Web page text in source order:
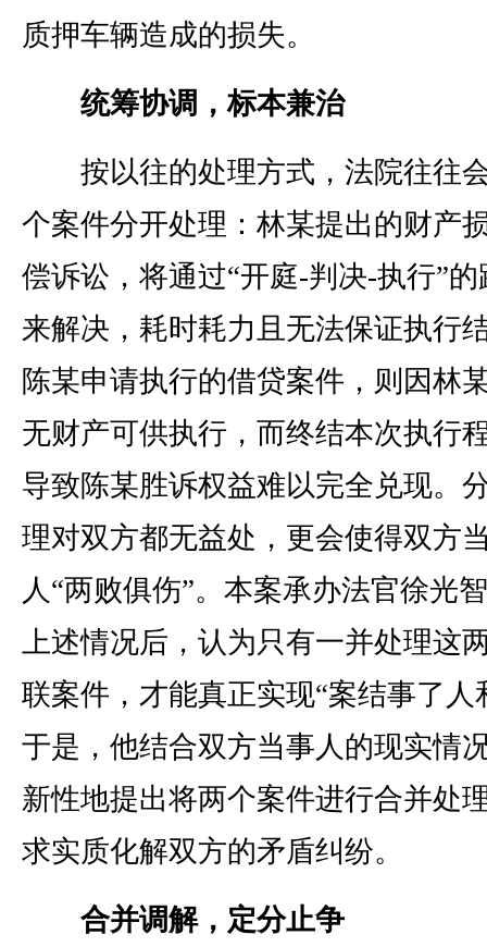
质押车辆造成的损失。
统筹协调，标本兼治
按以往的处理方式，法院往往
个案件分开处理：林某提出的财产
偿诉讼，将通过“开庭-判决-执行”的
来解决，耗时耗力且无法保证执行
陈某申请执行的借贷案件，则因林
无财产可供执行，而终结本次执行
导致陈某胜诉权益难以完全兑现。
理对双方都无益处，更会使得双方
人“两败俱伤”。本案承办法官徐光
上述情况后，认为只有一并处理这
联案件，才能真正实现“案结事了人
于是，他结合双方当事人的现实情
新性地提出将两个案件进行合并处
求实质化解双方的矛盾纠纷。
合并调解，定分止争